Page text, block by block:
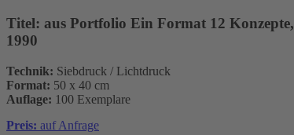
Titel: aus Portfolio Ein Format 12 Konzepte,
1990
Technik: Siebdruck / Lichtdruck
Format: 50 x 40 cm
Auflage: 100 Exemplare
Preis: auf Anfrage